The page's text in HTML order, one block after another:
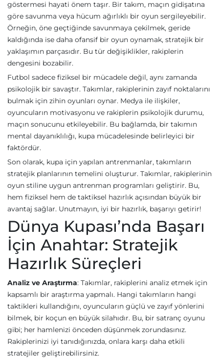
göstermesi hayati önem taşır. Bir takım, maçın gidişatına
göre savunma veya hücum ağırlıklı bir oyun sergileyebilir.
Örneğin, öne geçtiğinde savunmaya çekilmek, geride
kaldığında ise daha ofansif bir oyun oynamak, stratejik bir
yaklaşımın parçasıdır. Bu tür değişiklikler, rakiplerin
dengesini bozabilir.
Futbol sadece fiziksel bir mücadele değil, aynı zamanda
psikolojik bir savaştır. Takımlar, rakiplerinin zayıf noktalarını
bulmak için zihin oyunları oynar. Medya ile ilişkiler,
oyuncuların motivasyonu ve rakiplerin psikolojik durumu,
maçın sonucunu etkileyebilir. Bu bağlamda, bir takımın
mental dayanıklılığı, kupa mücadelesinde belirleyici bir
faktördür.
Son olarak, kupa için yapılan antrenmanlar, takımların
stratejik planlarının temelini oluşturur. Takımlar, rakiplerinin
oyun stiline uygun antrenman programları geliştirir. Bu,
hem fiziksel hem de taktiksel hazırlık açısından büyük bir
avantaj sağlar. Unutmayın, iyi bir hazırlık, başarıyı getirir!
Dünya Kupası’nda Başarı
İçin Anahtar: Stratejik
Hazırlık Süreçleri
Analiz ve Araştırma: Takımlar, rakiplerini analiz etmek için
kapsamlı bir araştırma yapmalı. Hangi takımların hangi
taktikleri kullandığını, oyuncuların güçlü ve zayıf yönlerini
bilmek, bir koçun en büyük silahıdır. Bu, bir satranç oyunu
gibi; her hamlenizi önceden düşünmek zorundasınız.
Rakiplerinizi iyi tanıdığınızda, onlara karşı daha etkili
stratejiler geliştirebilirsiniz.